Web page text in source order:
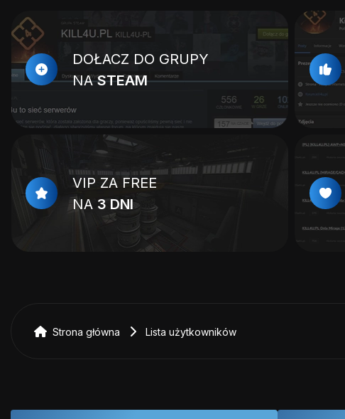
DOŁACZ DO GRUPY
NASTEAM
VIP ZA FREE
NA 3 DNI
Strona główna Lista użytkowników